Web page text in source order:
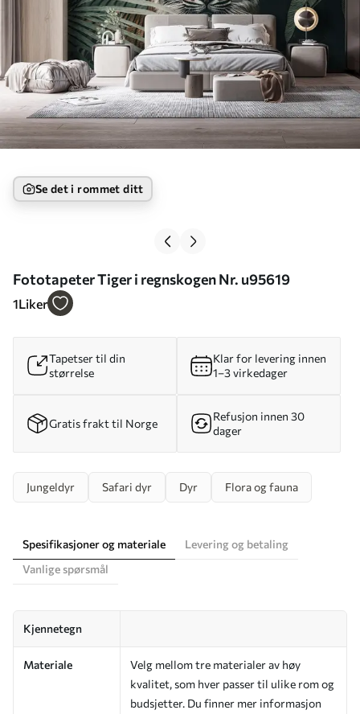
Se det i rommet ditt
Fototapeter Tiger i regnskogen Nr. u95619
1Liker
Tapetser til din
størrelse
Klar for levering innen
1–3 virkedager
Gratis frakt til Norge
Refusjon innen 30
dager
Jungeldyr Safari dyr Dyr Flora og fauna
Spesifikasjoner og materiale
Levering og betaling
Vanlige spørsmål
Kjennetegn
Materiale
Velg mellom tre materialer av høy
kvalitet, som hver passer til ulike rom og
budsjetter. Du finner mer informasjon